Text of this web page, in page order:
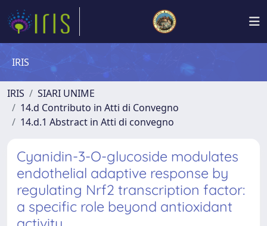
IRIS
IRIS
SIARI UNIME
14.d Contributo in Atti di Convegno
14.d.1 Abstract in Atti di convegno
Cyanidin-3-O-glucoside modulates
endothelial adaptive response by
regulating Nrf2 transcription factor:
a specific role beyond antioxidant